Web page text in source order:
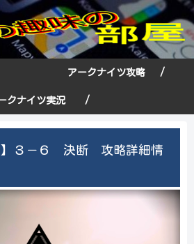
アークナイツ攻略 /
クナイツ実況 /
】３－６ 決断 攻略詳細情